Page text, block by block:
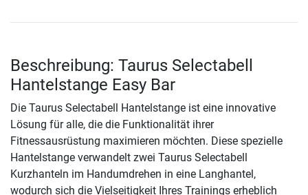
Beschreibung: Taurus Selectabell
Hantelstange Easy Bar
Die Taurus Selectabell Hantelstange ist eine innovative
Lösung für alle, die die Funktionalität ihrer
Fitnessausrüstung maximieren möchten. Diese spezielle
Hantelstange verwandelt zwei Taurus Selectabell
Kurzhanteln im Handumdrehen in eine Langhantel,
wodurch sich die Vielseitigkeit Ihres Trainings erheblich